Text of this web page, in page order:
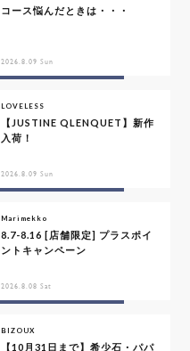
コース悩んだときは・・・
2026.8.09 Sun
LOVELESS
【JUSTINE QLENQUET】新作
入荷！
2026.8.09 Sun
Marimekko
8.7-8.16 [店舗限定] プラスポイ
ントキャンペーン
2026.8.08 Sat
BIZOUX
【10月31日まで】希少石・パパ